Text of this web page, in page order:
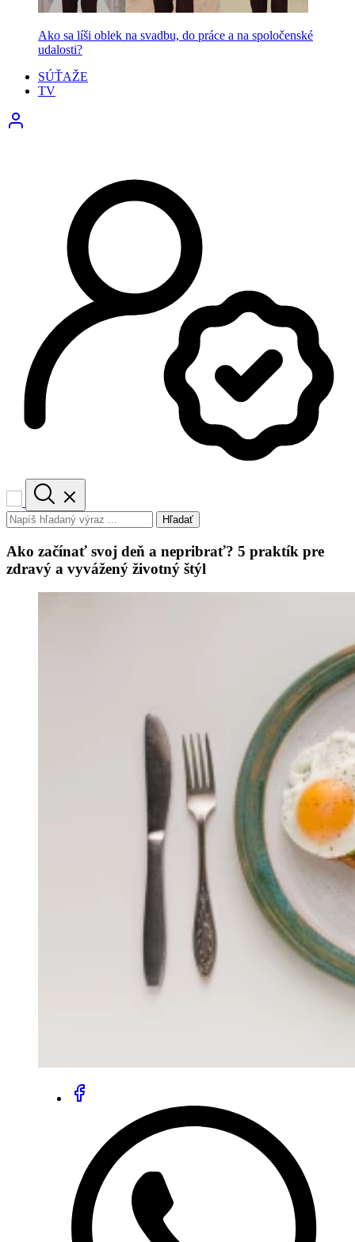
Ako sa líši oblek na svadbu, do práce a na spoločenské
udalosti?
SÚŤAŽE
TV
Hľadať
Ako začínať svoj deň a nepribrať? 5 praktík pre
zdravý a vyvážený životný štýl